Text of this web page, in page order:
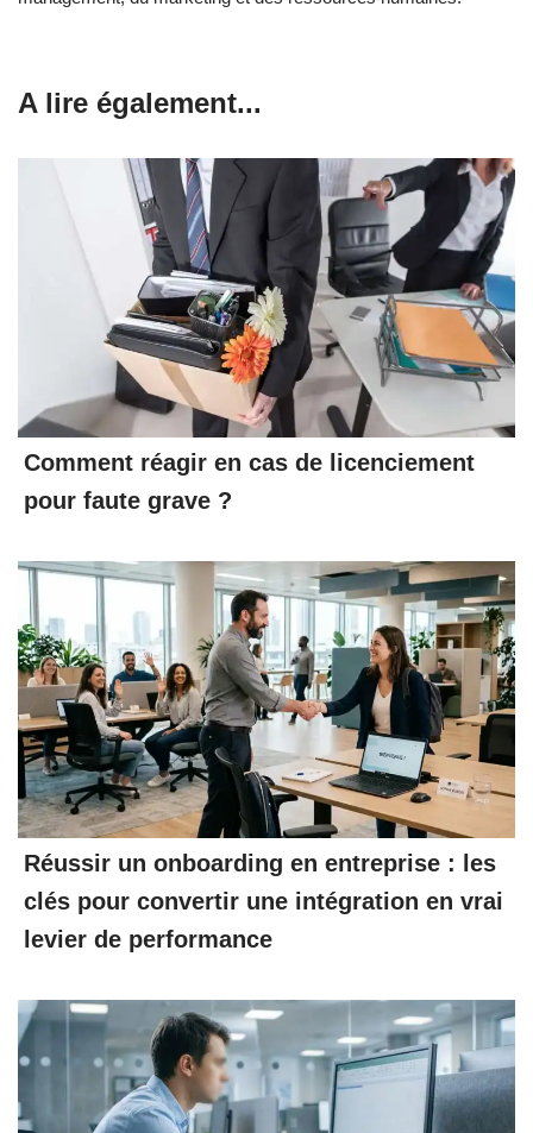
A lire également...
Comment réagir en cas de licenciement
pour faute grave ?
Réussir un onboarding en entreprise : les
clés pour convertir une intégration en vrai
levier de performance